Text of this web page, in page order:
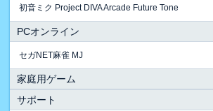
初音ミク Project DIVA Arcade Future Tone
PCオンライン
セガNET麻雀 MJ
家庭用ゲーム
サポート